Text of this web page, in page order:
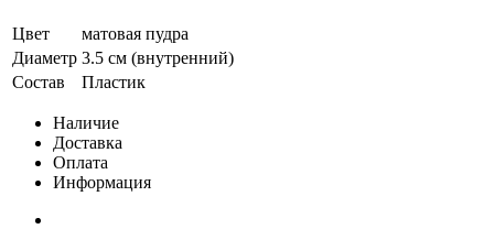
Цвет
матовая пудра
Диаметр 3.5 см (внутренний)
Состав
Пластик
Наличие
Доставка
Оплата
Информация